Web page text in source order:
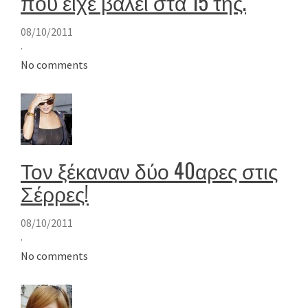
08/10/2011
·
No comments
Τον ξέκαναν δύο 40αρες στις
Σέρρες!
08/10/2011
·
No comments